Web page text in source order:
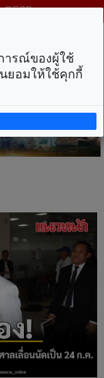
ารณ์ของผู้ใช้
ยอมให้ใช้คุกกี้